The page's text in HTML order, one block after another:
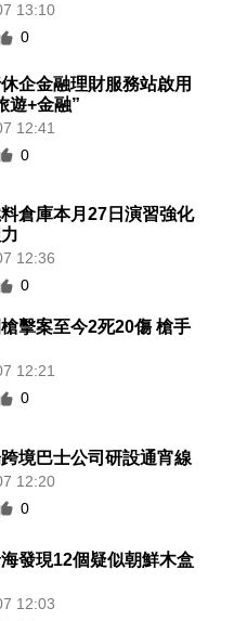
13:10
0
企金融理財服務站啟用
遊+金融”
12:41
0
倉庫本月27日演習強化
12:36
0
擊案至今2死20傷 槍手
12:21
0
境巴士公司研設通宵線
12:20
0
發現12個疑似朝鮮木盒
12:03